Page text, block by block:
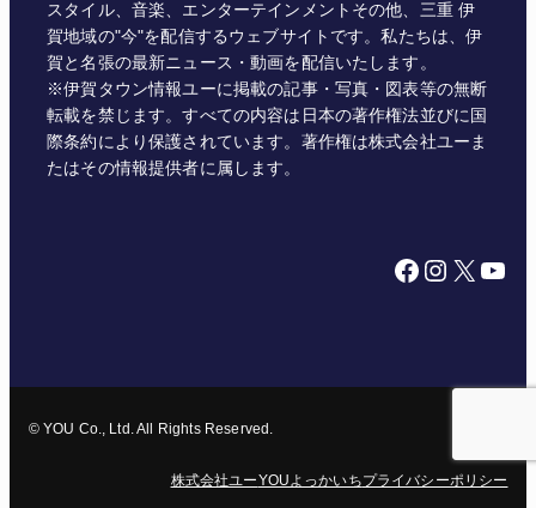
スタイル、音楽、エンターテインメントその他、三重 伊
賀地域の"今"を配信するウェブサイトです。私たちは、伊
賀と名張の最新ニュース・動画を配信いたします。
※伊賀タウン情報ユーに掲載の記事・写真・図表等の無断
転載を禁じます。すべての内容は日本の著作権法並びに国
際条約により保護されています。著作権は株式会社ユーま
たはその情報提供者に属します。
Facebook Instagram X YouTube
© YOU Co., Ltd. All Rights Reserved.
株式会社ユーYOUよっかいちプライバシーポリシー